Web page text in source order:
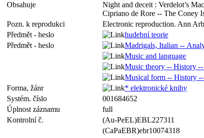
Obsahuje
Night and deceit : Verdelot’s
Cipriano de Rore -- The Coney
Pozn. k reprodukci
Electronic reproduction. Ann
Předmět - heslo
hudební teorie
Předmět - heslo
Madrigals, Italian --
Music and language
Music theory -- History
Musical form -- History
Forma, žánr
* elektronické knihy
Systém. číslo
001684652
Úplnost záznamu
full
Kontrolní č.
(Au-PeEL)EBL227311
(CaPaEBR)ebr10074318